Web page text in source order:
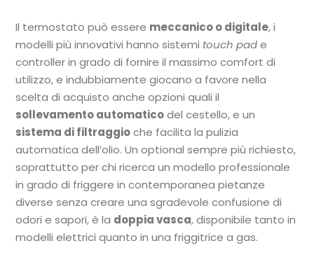
Il termostato può essere meccanico o digitale, i
modelli più innovativi hanno sistemi touch pade
controller in grado di fornire il massimo comfort di
utilizzo, e indubbiamente giocano a favore nella
scelta di acquisto anche opzioni quali il
sollevamento automaticodel cestello, e un
sistema di filtraggioche facilita la pulizia
automatica dell’olio. Un optional sempre più richiesto,
soprattutto per chi ricerca un modello professionale
in grado di friggere in contemporanea pietanze
diverse senza creare una sgradevole confusione di
odori e sapori, è la doppia vasca, disponibile tanto in
modelli elettrici quanto in una friggitrice a gas.